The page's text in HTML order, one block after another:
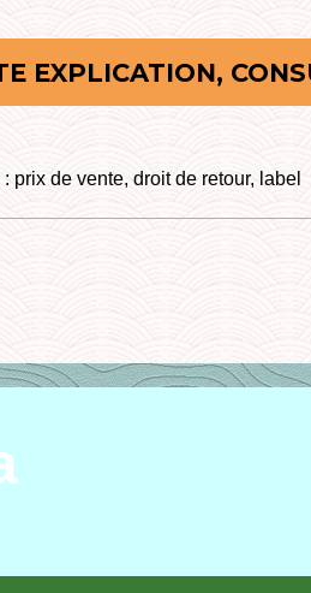
EXPLICATION,
prix de vente, droit de retour, label